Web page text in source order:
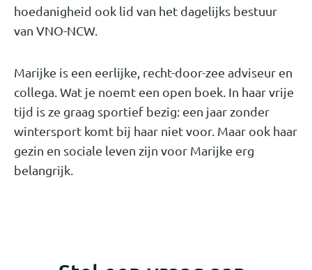
hoedanigheid ook lid van het dagelijks bestuur
van VNO-NCW.
Marijke is een eerlijke, recht-door-zee adviseur en
collega. Wat je noemt een open boek. In haar vrije
tijd is ze graag sportief bezig: een jaar zonder
wintersport komt bij haar niet voor. Maar ook haar
gezin en sociale leven zijn voor Marijke erg
belangrijk.